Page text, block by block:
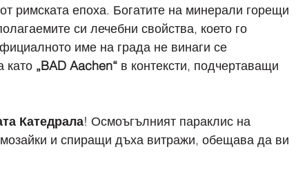
римската епоха. Богатите на минерали горещи
си лечебни свойства, което го
име на града не винаги се
като „BAD Aachen“ в контексти, подчертаващи
Катедрала! Осмоъгълният параклис на
и спиращи дъха витражи, обещава да ви